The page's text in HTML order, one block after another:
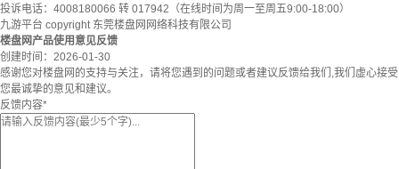
投诉电话：4008180066 转 017942（在线时间为周一至周五9:00-18:00）
九游平台 copyright 东莞楼盘网网络科技有限公司
楼盘网产品使用意见反馈
创建时间： 2026-01-30
感谢您对楼盘网的支持与关注，请将您遇到的问题或者建议反馈给我们,我们虚心接受
您最诚挚的意见和建议。
反馈内容*